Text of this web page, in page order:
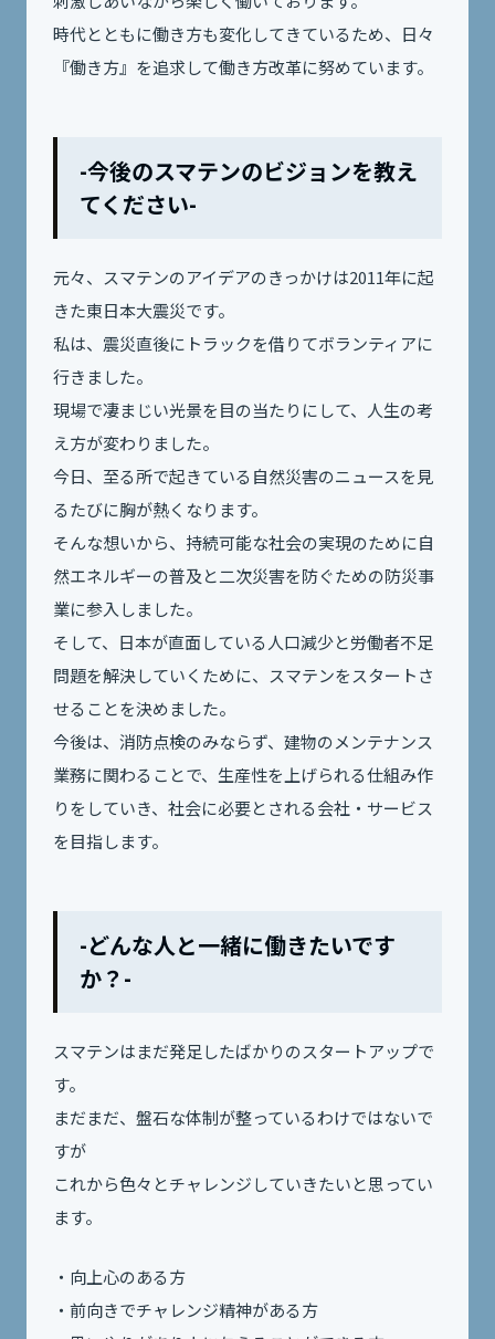
時代とともに働き方も変化してきているため、 日々
『働き方』を追求して働き方改革に努めています。
-今後のスマテンのビジョンを教え
てください-
元々、スマテンのアイデアのきっかけは2011年に起
きた東日本大震災です。
私は、震災直後にトラックを借りてボランティアに
行きました。
現場で凄まじい光景を目の当たりにして、人生の考
え方が変わりました。
今日、至る所で起きている自然災害のニュースを見
るたびに胸が熱くなります。
そんな想いから、持続可能な社会の実現のために自
然エネルギーの普及と二次災害を防ぐための防災事
業に参入しました。
そして、日本が直面している人口減少と労働者不足
問題を解決していくために、スマテンをスタートさ
せることを決めました。
今後は、消防点検のみならず、建物のメンテナンス
業務に関わることで、生産性を上げられる仕組み作
りをしていき、社会に必要とされる会社・サービス
を目指します。
-どんな人と一緒に働きたいです
か？-
スマテンはまだ発足したばかりのスタートアップで
す。
まだまだ、盤石な体制が整っているわけではないで
すが
これから色々とチャレンジしていきたいと思ってい
ます。
・向上心のある方
・前向きでチャレンジ精神がある方